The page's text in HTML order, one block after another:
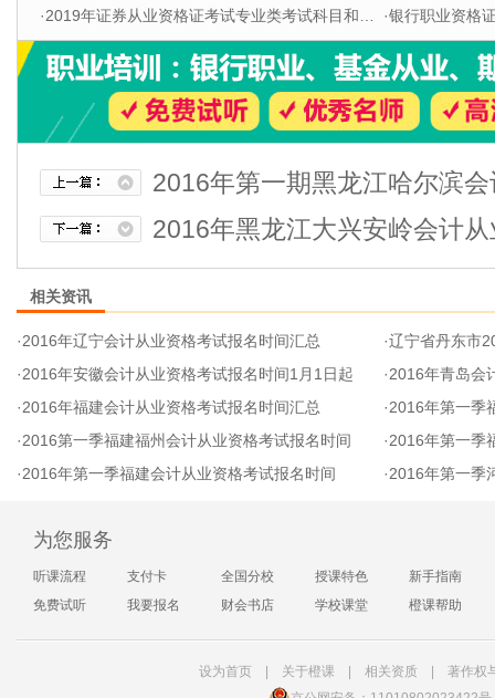
·2019年证券从业资格证考试专业类考试科目和题型 ·银行职业资格证
2016年第一期黑龙江哈尔滨
2016年黑龙江大兴安岭会计
相关资讯
·2016年辽宁会计从业资格考试报名时间汇总 ·辽宁省丹东市
·2016年安徽会计从业资格考试报名时间1月1日起 ·2016年青岛会
·2016年福建会计从业资格考试报名时间汇总 ·2016年第一季
·2016第一季福建福州会计从业资格考试报名时间 ·2016年第一季
·2016年第一季福建会计从业资格考试报名时间 ·2016年第一季
为您服务
听课流程 支付卡 全国分校 授课特色
新手指南
免费试听
我要报名 财会书店 学校课堂 橙课帮助
设为首页| 关于橙课| 相关资质
著作权